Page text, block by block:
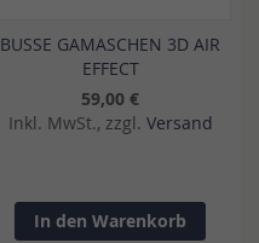
BUSSE GAMASCHEN 3D AIR
EFFECT
59,00 €
Inkl. MwSt., zzgl. Versand
In den Warenkorb